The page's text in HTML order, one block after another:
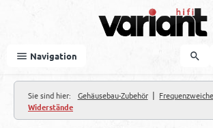
Navigation
Sie sind hier: Gehäusebau-Zubehör |
Widerstände